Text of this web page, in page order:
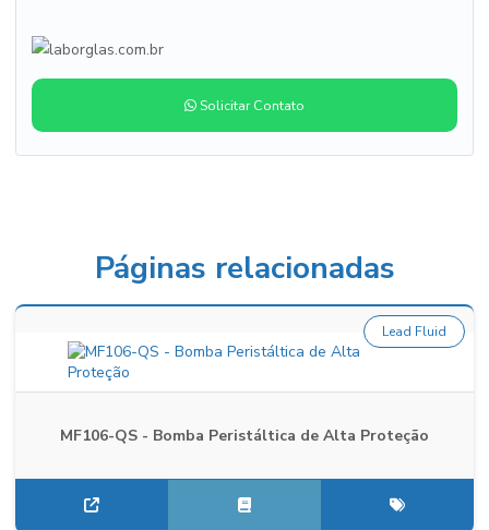
Solicitar Contato
Páginas relacionadas
MF106-QS - Bomba Peristáltica de Alta Proteção
Lead Fluid